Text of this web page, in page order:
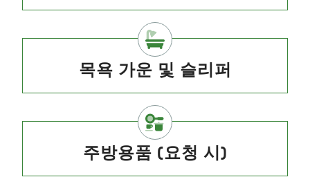
목욕 가운 및 슬리퍼
주방용품 (요청 시)